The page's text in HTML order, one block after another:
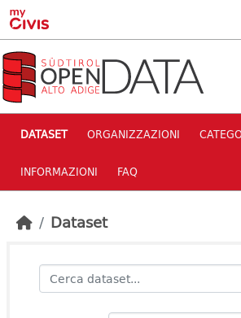
Skip to main content
DATASET ORGANIZZAZIONI
INFORMAZIONI FAQ
Dataset